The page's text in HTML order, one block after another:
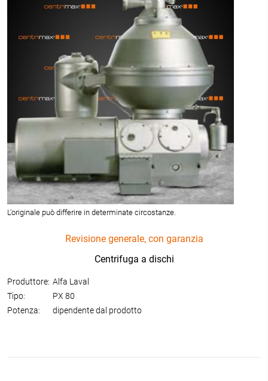
L'originale può differire in determinate circostanze.
Revisione generale, con garanzia
Centrifuga a dischi
Produttore: Alfa Laval
Tipo:
PX 80
Potenza:
dipendente dal prodotto